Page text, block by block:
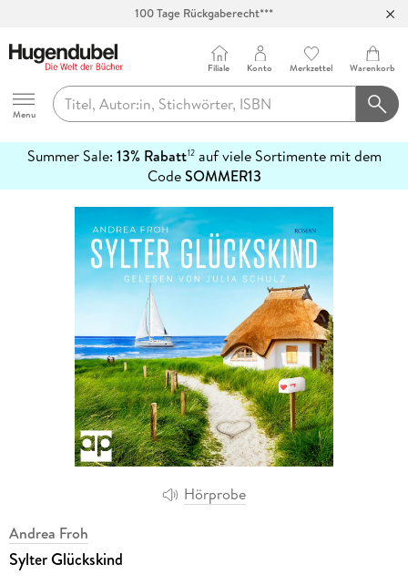
Hugendubel
Menu
Filiale Konto Merkzettel Warenkorb
Summer Sale: 13% Rabatt12auf viele Sortimente mit dem
CodeSOMMER13
erfahren
Hörprobe
Andrea Froh
Sylter Glückskind